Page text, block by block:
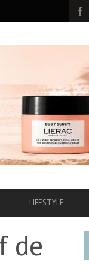
LIFESTYLE
de